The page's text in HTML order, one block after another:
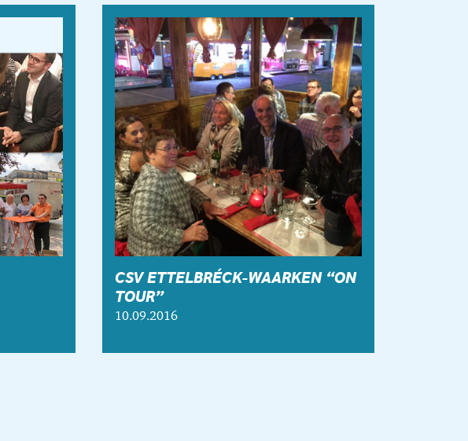
CSV ETTELBRÉCK-WAARKEN “ON
TOUR”
10.09.2016